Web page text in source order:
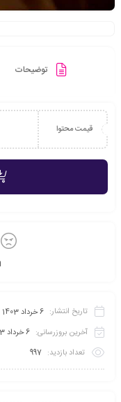
توضیحات
قیمت محتوا
تاریخ انتشار: 6 خرداد 1403
آخرین بروزرسانی: 6 خرداد 1403
تعداد بازدید: 997